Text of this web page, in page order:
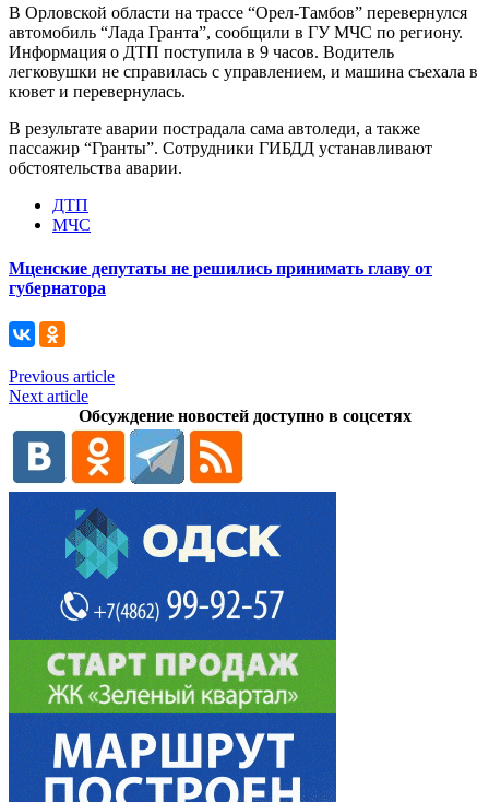
В Орловской области на трассе “Орел-Тамбов” перевернулся
автомобиль “Лада Гранта”, сообщили в ГУ МЧС по региону.
Информация о ДТП поступила в 9 часов. Водитель
легковушки не справилась с управлением, и машина съехала в
кювет и перевернулась.
В результате аварии пострадала сама автоледи, а также
пассажир “Гранты”. Сотрудники ГИБДД устанавливают
обстоятельства аварии.
ДТП
МЧС
Мценские депутаты не решились принимать главу от
губернатора
Previous article
Next article
Обсуждение новостей доступно в соцсетях